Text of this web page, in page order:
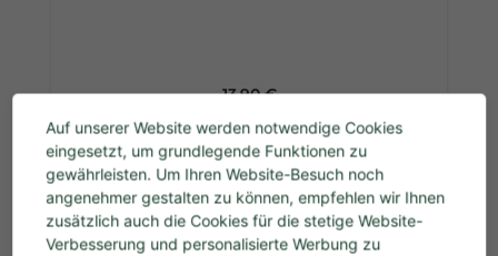
Regulärer Preis:
13,90 €
Details
%
Auf unserer Website werden notwendige Cookies
eingesetzt, um grundlegende Funktionen zu
gewährleisten. Um Ihren Website-Besuch noch
angenehmer gestalten zu können, empfehlen wir Ihnen
zusätzlich auch die Cookies für die stetige Website-
Verbesserung und personalisierte Werbung zu